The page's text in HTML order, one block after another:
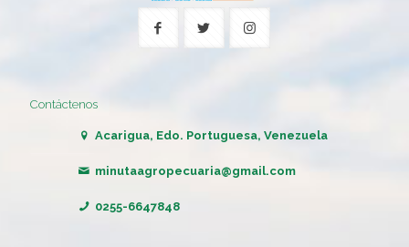
Contáctenos
Acarigua, Edo. Portuguesa, Venezuela
minutaagropecuaria@gmail.com
0255-6647848